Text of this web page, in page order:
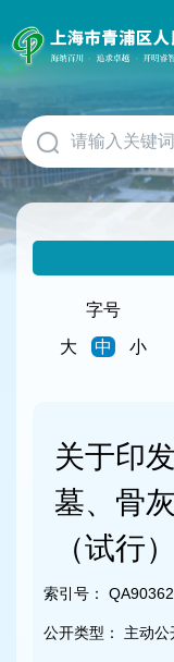
障
碍
作
说
明
跳
到
网
字号
大
中 小
关于印
墓、骨
（试行
索引号：
公开类型： 主动公